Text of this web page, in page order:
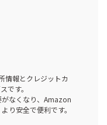
情報とクレジットカ
です。
なくなり、Amazon
り安全で便利です。